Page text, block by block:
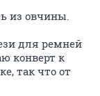
из овчины.
для ремней
конверт к
так что от